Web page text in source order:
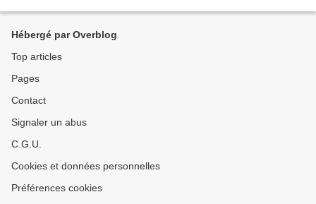
Hébergé par Overblog
Top articles
Pages
Contact
Signaler un abus
C.G.U.
Cookies et données personnelles
Préférences cookies